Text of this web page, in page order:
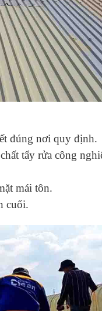
đúng nơi quy định.
tẩy rửa công
mái tôn.
cuối.